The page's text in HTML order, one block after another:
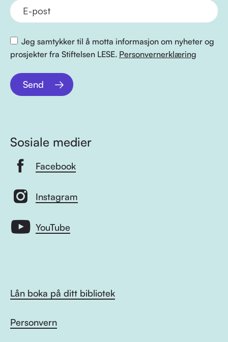
Jeg samtykker til å motta informasjon om nyheter og
prosjekter fra Stiftelsen LESE. Personvernerklæring
Send
Sosiale medier
Facebook
Instagram
YouTube
Lån boka på ditt bibliotek
Personvern